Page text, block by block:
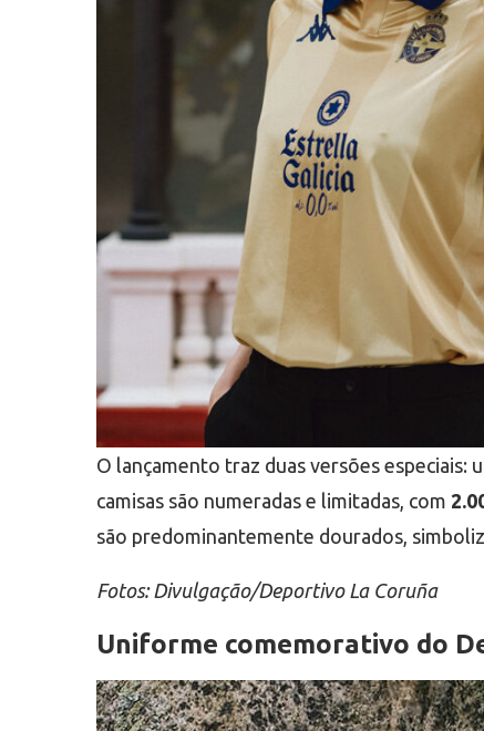
O lançamento traz duas versões especiais:
camisas são numeradas e limitadas, com
são predominantemente dourados,
Fotos: Divulgação/Deportivo La Coruña
Uniforme comemorativo do